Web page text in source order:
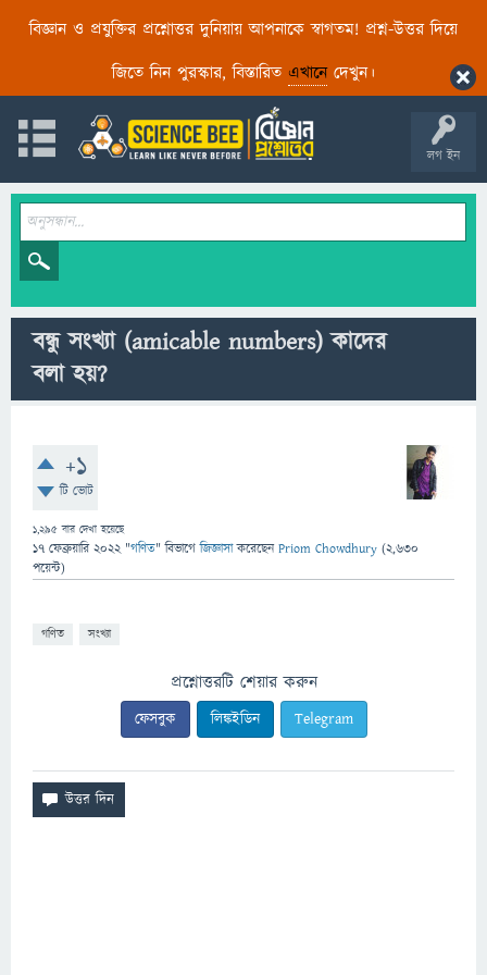
বিজ্ঞান ও প্রযুক্তির প্রশ্নোত্তর দুনিয়ায় আপনাকে স্বাগতম! প্রশ্ন-উত্তর দিয়ে
জিতে নিন পুরস্কার, বিস্তারিত এখানেদেখুন।
লগ ইন
বন্ধু সংখ্যা (amicable numbers) কাদের
বলা হয়?
+1
টি ভোট
1,295 বার দেখা হয়েছে
17 ফেব্রুয়ারি 2022 "গণিত" বিভাগে জিজ্ঞাসাকরেছেনPriom Chowdhury (2,630
পয়েন্ট)
গণিত সংখ্যা
প্রশ্নোত্তরটি শেয়ার করুন
ফেসবুক লিঙ্কইডিন Telegram